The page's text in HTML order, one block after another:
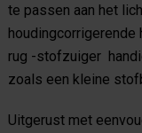
te passen aan het
houdingcorrigerende
rug -stofzuiger
zoals een kleine
Uitgerust met